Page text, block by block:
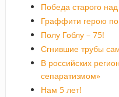
Победа старого
Граффити герою
Полу Гоблу – 75!
Сгнившие трубы
В российских
сепаратизмом»
Нам 5 лет!